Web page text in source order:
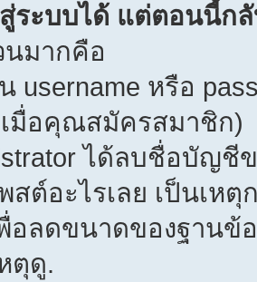
ระบบได้ แต่ตอนนี้ก
มากคือ
หรือ
มื่อคุณสมัครสมาชิก)
ได้ลบชื่อบัญชี
ต์อะไรเลย เป็นเห
พื่อลดขนาดของฐาน
ตุดู.